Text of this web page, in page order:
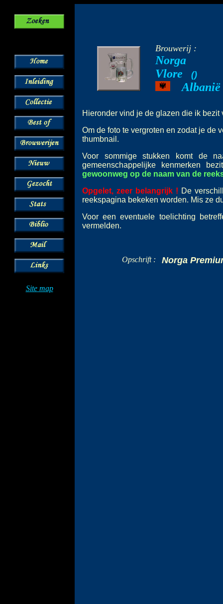
Site map
Brouwerij :
Norga
Vlore
()
Albanië
Hieronder vind je de glazen die ik
Om de foto te vergroten en zodat je de
thumbnail.
Voor sommige stukken komt de
gemeenschappelijke kenmerken
gewoonweg op de naam van de
Opgelet, zeer belangrijk ! De
reekspagina bekeken worden. Mis ze
Voor een eventuele toelichting
vermelden.
Opschrift : Norga